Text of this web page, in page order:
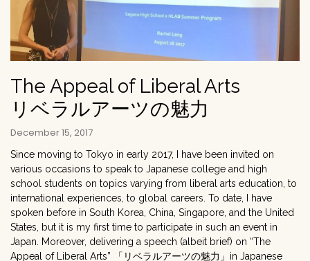
The Appeal of Liberal Arts
リベラルアーツの魅力
December 15, 2017
Since moving to Tokyo in early 2017, I have been invited on
various occasions to speak to Japanese college and high
school students on topics varying from liberal arts education, to
international experiences, to global careers. To date, I have
spoken before in South Korea, China, Singapore, and the United
States, but it is my first time to participate in such an event in
Japan. Moreover, delivering a speech (albeit brief) on “The
Appeal of Liberal Arts” 「リベラルアーツの魅力」in Japanese